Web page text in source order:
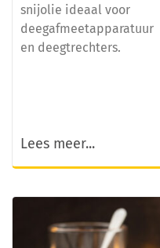
snijolie ideaal voor
deegafmeetapparatuur
en deegtrechters.
Lees meer...